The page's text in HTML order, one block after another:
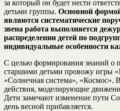
за который он будет нести
детьми группы. Основной
являются систематические
звена работа выполняется
распределении детей по
индивидуальные особенности
С целью формирования знаний о
старшими детьми провожу игры
«Солнечная система», «Космос».
действия, моделирующие
Дети замечают изменение пути
день весной прибавляется.